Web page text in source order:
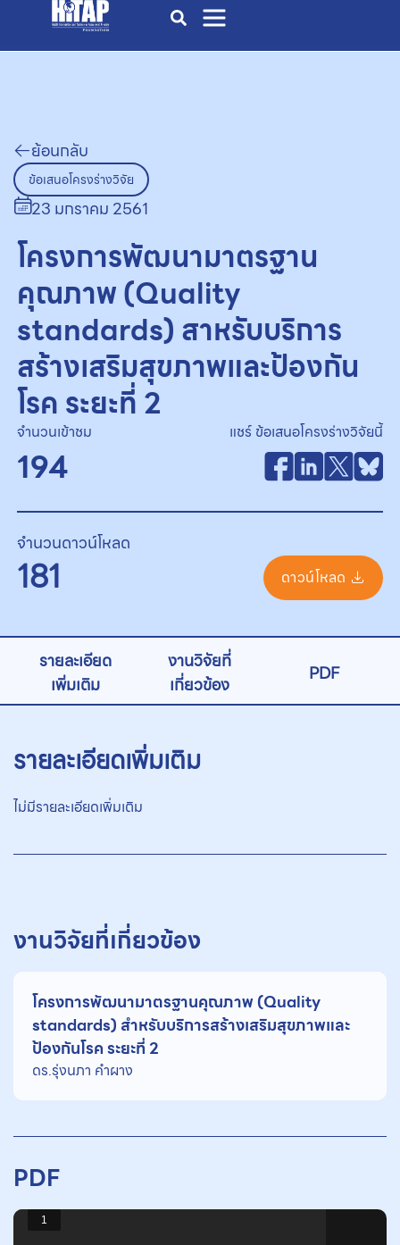
ย้อนกลับ
ข้อเสนอโครงร่างวิจัย
23 มกราคม 2561
โครงการพัฒนามาตรฐาน
คุณภาพ (Quality
standards) สาหรับบริการ
สร้างเสริมสุขภาพและป้องกัน
โรค ระยะที่ 2
จำนวนเข้าชม
194
แชร์ ข้อเสนอโครงร่างวิจัยนี้
จำนวนดาวน์โหลด
181 ดาวน์โหลด
รายละเอียด
เพิ่มเติม
งานวิจัยที่
เกี่ยวข้อง
PDF
รายละเอียดเพิ่มเติม
ไม่มีรายละเอียดเพิ่มเติม
งานวิจัยที่เกี่ยวข้อง
โครงการพัฒนามาตรฐานคุณภาพ (Quality
standards) สำหรับบริการสร้างเสริมสุขภาพและ
ป้องกันโรค ระยะที่ 2
ดร.รุ่งนภา คําผาง
PDF